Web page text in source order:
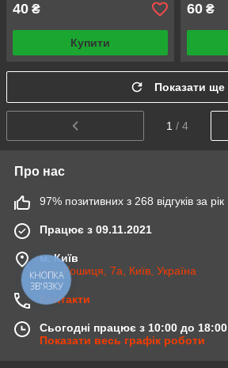
40 ₴
Купити
60 ₴
Показати ще
1 / 4
Про нас
97% позитивних з 268 відгуків за рік
Працює з 09.11.2021
м. Київ
вул. Кошиця, 7а, Київ, Україна
Контакти
Сьогодні працює з 10:00 до 18:00
Показати весь графік роботи
КНОПКА
ЗВ'ЯЗКУ